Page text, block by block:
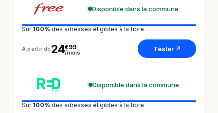
Disponible dans la commune
Sur 100% des adresses éligibles à la fibre
À partir de 24€99
/mois Tester ↗
Disponible dans la commune
Sur 100% des adresses éligibles à la fibre